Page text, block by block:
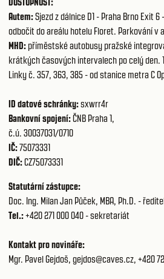
Autem:Sjezd z dálnice D1 - Praha Brno Exit
odbočit do areálu hotelu Floret. Parkování v
MHD: příměstské autobusy pražské
krátkých časových intervalech po celý den.
Linky č. 357, 363, 385 - od stanice metra C
ID datové schránky:sxwrr4r
Bankovní spojení:ČNB Praha 1,
č.ú. 30037031/0710
IČ:75073331
DIČ:CZ75073331
Statutární zástupce:
Doc. Ing. Milan Jan Půček, MBA, Ph.D. -
Tel.:+420 271 000 040 - sekretariát
Kontakt pro novináře:
Mgr. Pavel Gejdoš, gejdos@caves.cz, +420